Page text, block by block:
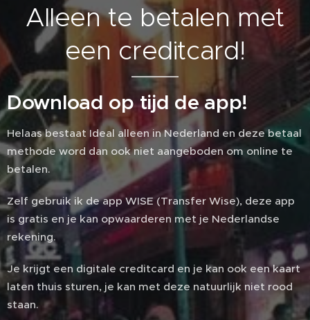
Alleen te betalen met
een creditcard!
Download op tijd de app!
Helaas bestaat Ideal alleen in Nederland en deze betaal
methode word dan ook niet aangeboden om online te
betalen.
Zelf gebruik ik de app WISE (Transfer Wise), deze app
is gratis en je kan opwaarderen met je Nederlandse
rekening.
Je krijgt een digitale creditcard en je kan ook een kaart
laten thuis sturen, je kan met deze natuurlijk niet rood
staan.